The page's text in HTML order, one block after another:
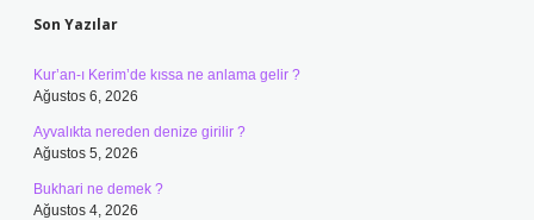
Son Yazılar
Kur’an-ı Kerim’de kıssa ne anlama gelir ?
Ağustos 6, 2026
Ayvalıkta nereden denize girilir ?
Ağustos 5, 2026
Bukhari ne demek ?
Ağustos 4, 2026